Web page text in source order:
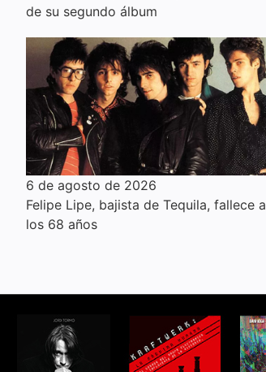
de su segundo álbum
6 de agosto de 2026
Felipe Lipe, bajista de Tequila, fallece a
los 68 años